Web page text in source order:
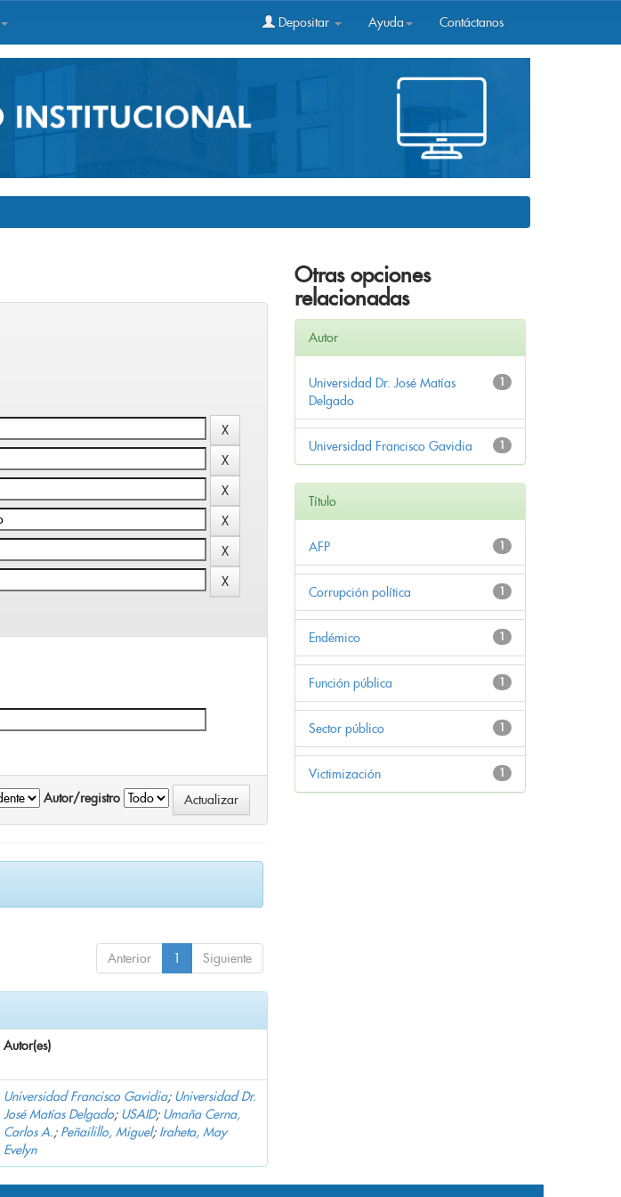
Depositar Ayuda Contáctanos
Autor/registro
Anterior 1 Siguiente
Autor(es)
Universidad Francisco Gavidia; Universidad Dr.
José Matías Delgado; USAID; Umaña Cerna,
Carlos A.; Peñailillo, Miguel; Iraheta, May
Evelyn
Otras opciones
relacionadas
Autor
1
Universidad Dr. José Matías
Delgado
1
Universidad Francisco Gavidia
Título
1
AFP
1
Corrupción política
1
Endémico
1
Función pública
1
Sector público
1
Victimización